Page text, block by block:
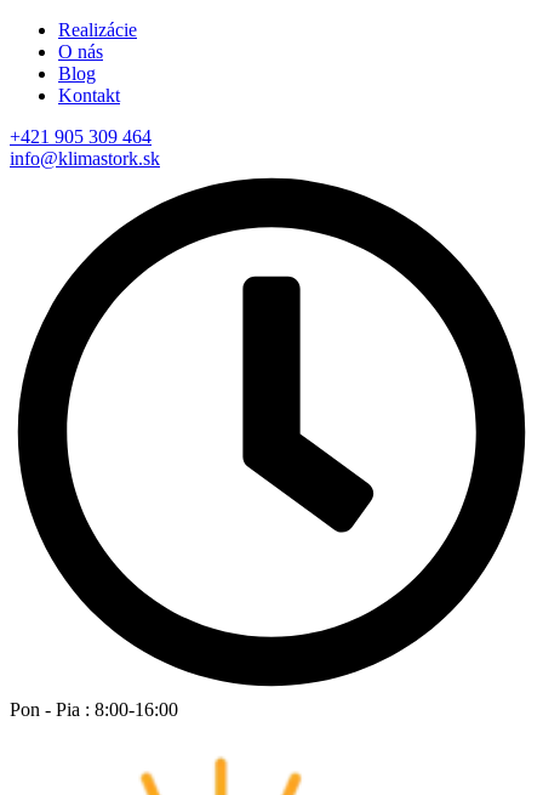
Realizácie
O nás
Blog
Kontakt
+421 905 309 464
info@klimastork.sk
Pon - Pia : 8:00-16:00